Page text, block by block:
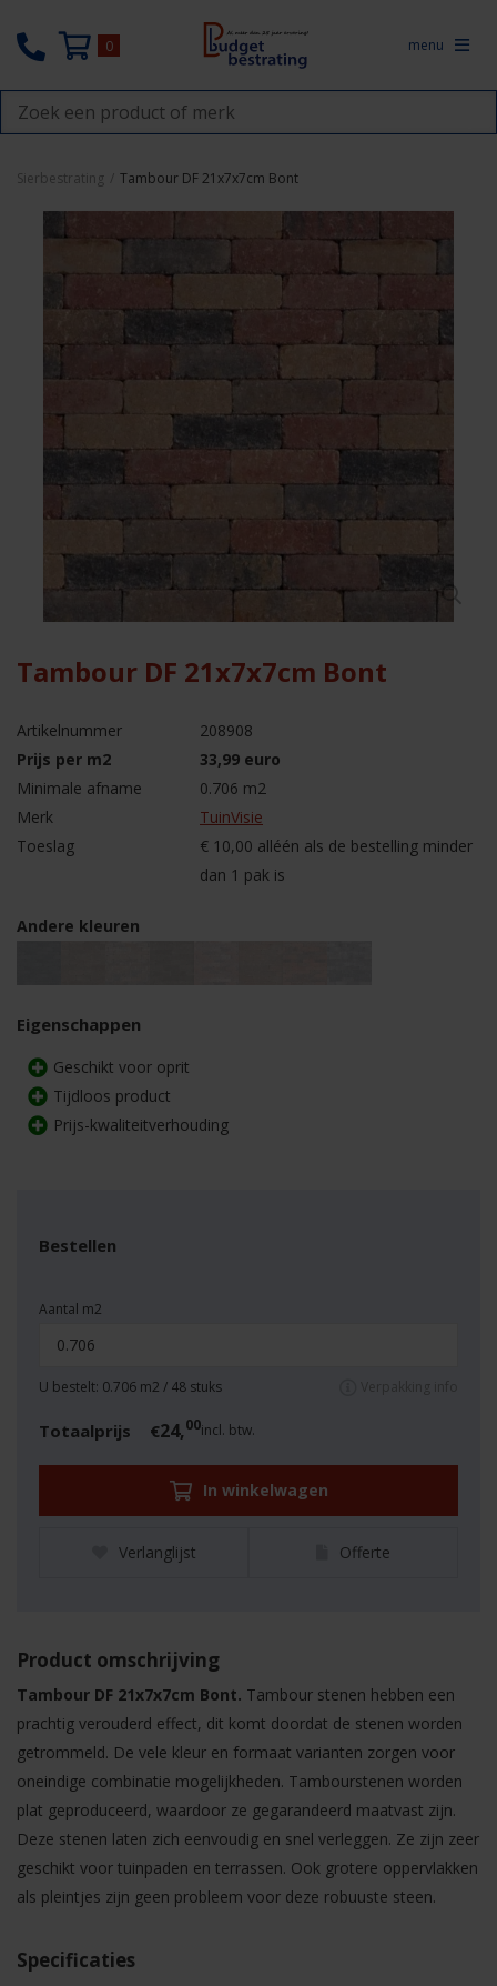
0 menu
Sierbestrating Tambour DF 21x7x7cm Bont
Tambour DF 21x7x7cm Bont
Artikelnummer
208908
Prijs per m2
33,99 euro
Minimale afname
0.706 m2
Merk
TuinVisie
Toeslag
€ 10,00 alléén als de bestelling minder
dan 1 pak is
Andere kleuren
Eigenschappen
Geschikt voor oprit
Tijdloos product
Prijs-kwaliteitverhouding
Bestellen
Aantal m2
U bestelt: 0.706 m2 / 48 stuks Verpakking info
Totaalprijs €24,00incl. btw.
In winkelwagen
Verlanglijst Offerte
Product omschrijving
Tambour DF 21x7x7cm Bont. Tambour stenen hebben een
prachtig verouderd effect, dit komt doordat de stenen worden
getrommeld. De vele kleur en formaat varianten zorgen voor
oneindige combinatie mogelijkheden. Tambourstenen worden
plat geproduceerd, waardoor ze gegarandeerd maatvast zijn.
Deze stenen laten zich eenvoudig en snel verleggen. Ze zijn zeer
geschikt voor tuinpaden en terrassen. Ook grotere oppervlakken
als pleintjes zijn geen probleem voor deze robuuste steen.
Specificaties